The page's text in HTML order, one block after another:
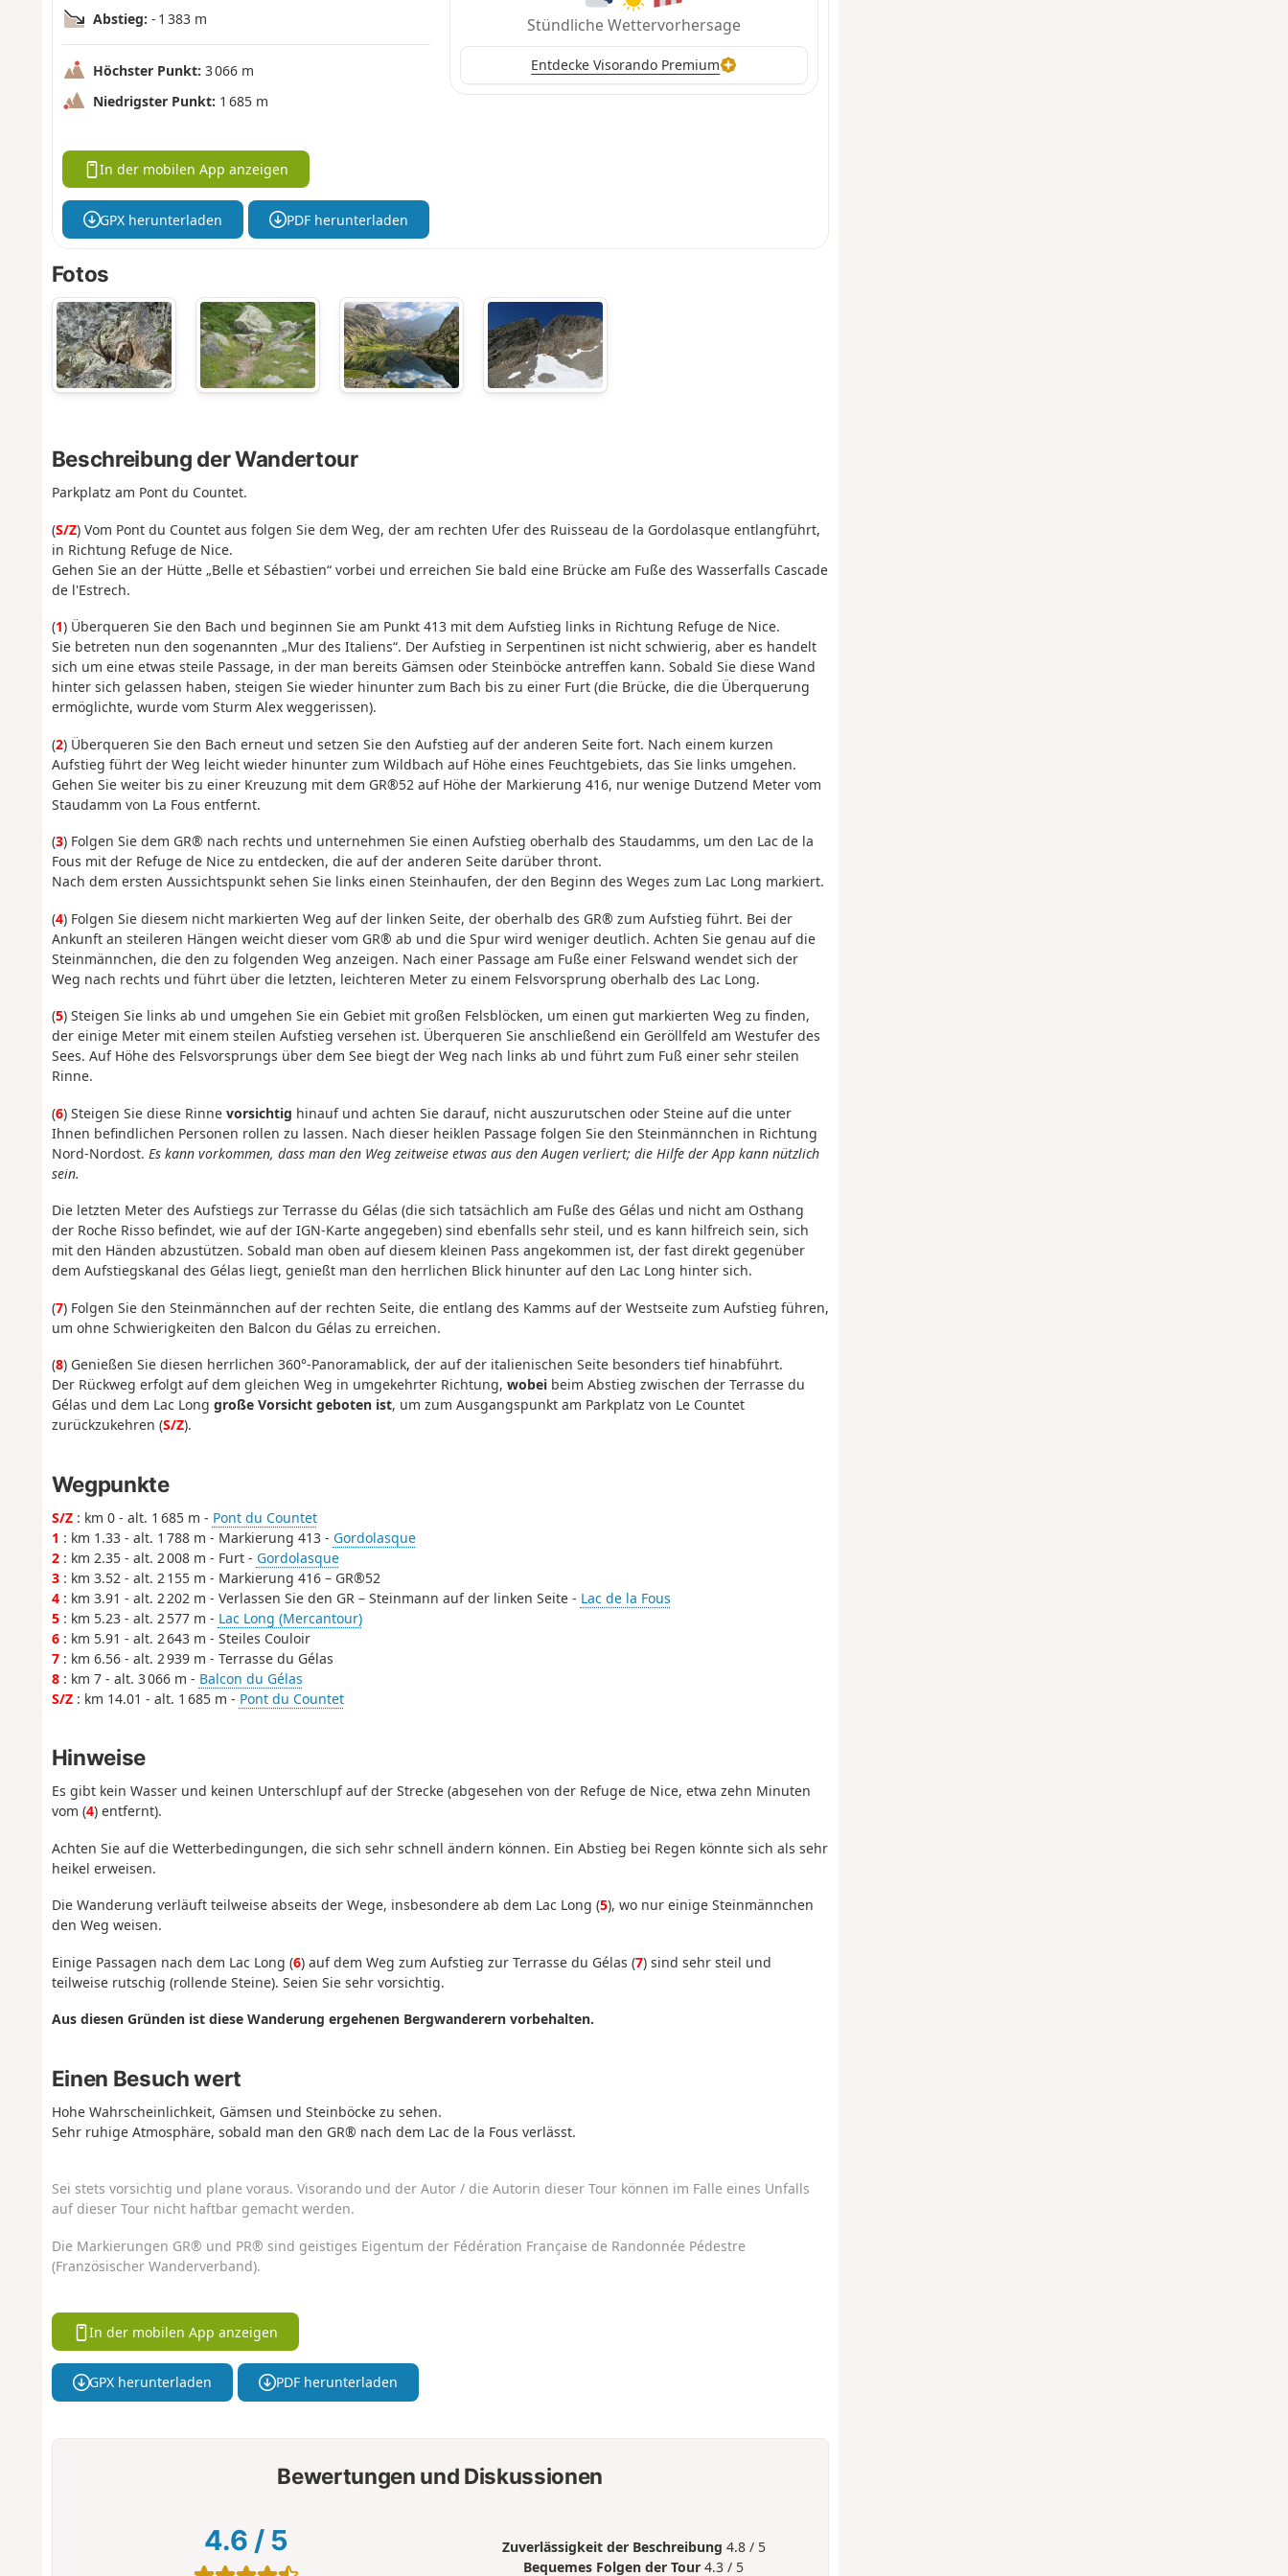
Abstieg: - 1 383 m
Höchster Punkt: 3 066 m
Niedrigster Punkt: 1 685 m
Stündliche Wettervorhersage
Entdecke Visorando Premium
In der mobilen App anzeigen
GPX herunterladen PDF herunterladen
Fotos
Beschreibung der Wandertour
Parkplatz am Pont du Countet.
(S/Z) Vom Pont du Countet aus folgen Sie dem Weg, der am rechten Ufer des Ruisseau de la Gordolasque entlangführt,
in Richtung Refuge de Nice.
Gehen Sie an der Hütte „Belle et Sébastien“ vorbei und erreichen Sie bald eine Brücke am Fuße des Wasserfalls Cascade
de l'Estrech.
(1) Überqueren Sie den Bach und beginnen Sie am Punkt 413 mit dem Aufstieg links in Richtung Refuge de Nice.
Sie betreten nun den sogenannten „Mur des Italiens“. Der Aufstieg in Serpentinen ist nicht schwierig, aber es handelt
sich um eine etwas steile Passage, in der man bereits Gämsen oder Steinböcke antreffen kann. Sobald Sie diese Wand
hinter sich gelassen haben, steigen Sie wieder hinunter zum Bach bis zu einer Furt (die Brücke, die die Überquerung
ermöglichte, wurde vom Sturm Alex weggerissen).
(2) Überqueren Sie den Bach erneut und setzen Sie den Aufstieg auf der anderen Seite fort. Nach einem kurzen
Aufstieg führt der Weg leicht wieder hinunter zum Wildbach auf Höhe eines Feuchtgebiets, das Sie links umgehen.
Gehen Sie weiter bis zu einer Kreuzung mit dem GR®52 auf Höhe der Markierung 416, nur wenige Dutzend Meter vom
Staudamm von La Fous entfernt.
(3) Folgen Sie dem GR® nach rechts und unternehmen Sie einen Aufstieg oberhalb des Staudamms, um den Lac de la
Fous mit der Refuge de Nice zu entdecken, die auf der anderen Seite darüber thront.
Nach dem ersten Aussichtspunkt sehen Sie links einen Steinhaufen, der den Beginn des Weges zum Lac Long markiert.
(4) Folgen Sie diesem nicht markierten Weg auf der linken Seite, der oberhalb des GR® zum Aufstieg führt. Bei der
Ankunft an steileren Hängen weicht dieser vom GR® ab und die Spur wird weniger deutlich. Achten Sie genau auf die
Steinmännchen, die den zu folgenden Weg anzeigen. Nach einer Passage am Fuße einer Felswand wendet sich der
Weg nach rechts und führt über die letzten, leichteren Meter zu einem Felsvorsprung oberhalb des Lac Long.
(5) Steigen Sie links ab und umgehen Sie ein Gebiet mit großen Felsblöcken, um einen gut markierten Weg zu finden,
der einige Meter mit einem steilen Aufstieg versehen ist. Überqueren Sie anschließend ein Geröllfeld am Westufer des
Sees. Auf Höhe des Felsvorsprungs über dem See biegt der Weg nach links ab und führt zum Fuß einer sehr steilen
Rinne.
(6) Steigen Sie diese Rinne vorsichtig hinauf und achten Sie darauf, nicht auszurutschen oder Steine auf die unter
Ihnen befindlichen Personen rollen zu lassen. Nach dieser heiklen Passage folgen Sie den Steinmännchen in Richtung
Nord-Nordost. Es kann vorkommen, dass man den Weg zeitweise etwas aus den Augen verliert; die Hilfe der App kann nützlich
sein.
Die letzten Meter des Aufstiegs zur Terrasse du Gélas (die sich tatsächlich am Fuße des Gélas und nicht am Osthang
der Roche Risso befindet, wie auf der IGN-Karte angegeben) sind ebenfalls sehr steil, und es kann hilfreich sein, sich
mit den Händen abzustützen. Sobald man oben auf diesem kleinen Pass angekommen ist, der fast direkt gegenüber
dem Aufstiegskanal des Gélas liegt, genießt man den herrlichen Blick hinunter auf den Lac Long hinter sich.
(7) Folgen Sie den Steinmännchen auf der rechten Seite, die entlang des Kamms auf der Westseite zum Aufstieg führen,
um ohne Schwierigkeiten den Balcon du Gélas zu erreichen.
(8) Genießen Sie diesen herrlichen 360°-Panoramablick, der auf der italienischen Seite besonders tief hinabführt.
Der Rückweg erfolgt auf dem gleichen Weg in umgekehrter Richtung, wobeibeim Abstieg zwischen der Terrasse du
Gélas und dem Lac Long große Vorsicht geboten ist, um zum Ausgangspunkt am Parkplatz von Le Countet
zurückzukehren (S/Z).
Wegpunkte
S/Z: km 0 - alt. 1 685 m - Pont du Countet
1 : km 1.33 - alt. 1 788 m - Markierung 413 - Gordolasque
2: km 2.35 - alt. 2 008 m - Furt - Gordolasque
3: km 3.52 - alt. 2 155 m - Markierung 416 – GR®52
4: km 3.91 - alt. 2 202 m - Verlassen Sie den GR – Steinmann auf der linken Seite - Lac de la Fous
5: km 5.23 - alt. 2 577 m - Lac Long (Mercantour)
6: km 5.91 - alt. 2 643 m - Steiles Couloir
7: km 6.56 - alt. 2 939 m - Terrasse du Gélas
8: km 7 - alt. 3 066 m - Balcon du Gélas
S/Z: km 14.01 - alt. 1 685 m - Pont du Countet
Hinweise
Es gibt kein Wasser und keinen Unterschlupf auf der Strecke (abgesehen von der Refuge de Nice, etwa zehn Minuten
vom (4) entfernt).
Achten Sie auf die Wetterbedingungen, die sich sehr schnell ändern können. Ein Abstieg bei Regen könnte sich als sehr
heikel erweisen.
Die Wanderung verläuft teilweise abseits der Wege, insbesondere ab dem Lac Long (5), wo nur einige Steinmännchen
den Weg weisen.
Einige Passagen nach dem Lac Long (6) auf dem Weg zum Aufstieg zur Terrasse du Gélas (7) sind sehr steil und
teilweise rutschig (rollende Steine). Seien Sie sehr vorsichtig.
Aus diesen Gründen ist diese Wanderung ergehenen Bergwanderern vorbehalten.
Einen Besuch wert
Hohe Wahrscheinlichkeit, Gämsen und Steinböcke zu sehen.
Sehr ruhige Atmosphäre, sobald man den GR® nach dem Lac de la Fous verlässt.
Sei stets vorsichtig und plane voraus. Visorando und der Autor / die Autorin dieser Tour können im Falle eines Unfalls
auf dieser Tour nicht haftbar gemacht werden.
Die Markierungen GR® und PR® sind geistiges Eigentum der Fédération Française de Randonnée Pédestre
(Französischer Wanderverband).
In der mobilen App anzeigen
GPX herunterladen PDF herunterladen
Bewertungen und Diskussionen
4.6 / 5 Zuverlässigkeit der Beschreibung 4.8 / 5
Bequemes Folgen der Tour 4.3 / 5